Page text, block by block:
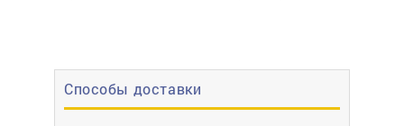
Способы доставки